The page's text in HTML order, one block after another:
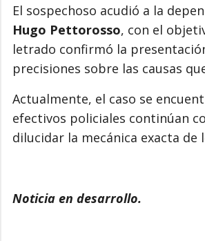
El sospechoso acudió a la
Hugo Pettorosso, con el
letrado confirmó la
precisiones sobre las causas
Actualmente, el caso se
efectivos policiales continúan
dilucidar la mecánica exacta de
Noticia en desarrollo.